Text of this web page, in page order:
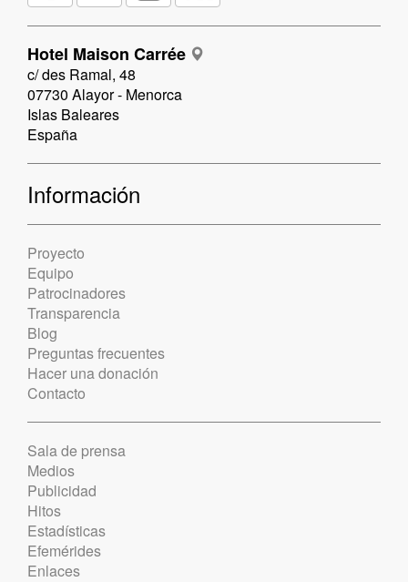
Hotel Maison Carrée
c/ des Ramal, 48
07730 Alayor - Menorca
Islas Baleares
España
Información
Proyecto
Equipo
Patrocinadores
Transparencia
Blog
Preguntas frecuentes
Hacer una donación
Contacto
Sala de prensa
Medios
Publicidad
Hitos
Estadísticas
Efemérides
Enlaces